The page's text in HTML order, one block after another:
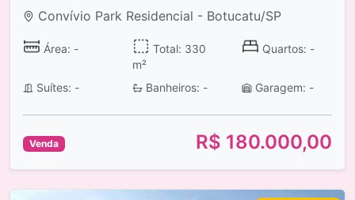
Convívio Park Residencial - Botucatu/SP
Área: -
Total: 330
m²
Quartos: -
Suítes: - Banheiros: - Garagem: -
Venda R$ 180.000,00